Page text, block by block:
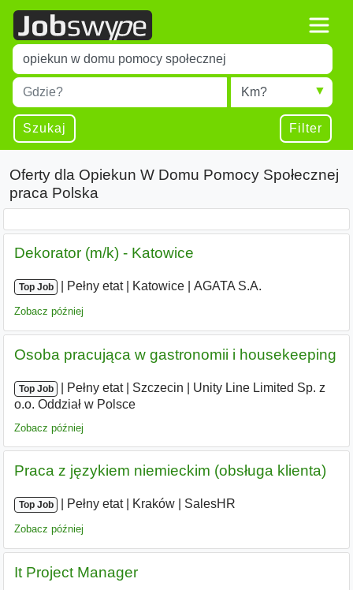
Title
Type 1 or more characters for results.
Miejscowość
Type 1 or more characters for results.
Radius
Szukaj Filter
Oferty dla Opiekun W Domu Pomocy Społecznej
praca Polska
Dekorator (m/k) - Katowice
Top Job Pełny etat| Katowice AGATA S.A.
Zobacz później
Osoba pracująca w gastronomii i housekeeping
Top Job Pełny etat| Szczecin
Unity Line Limited Sp. z
o.o. Oddział w Polsce
Zobacz później
Praca z językiem niemieckim (obsługa klienta)
Top Job Pełny etat| Kraków SalesHR
Zobacz później
It Project Manager